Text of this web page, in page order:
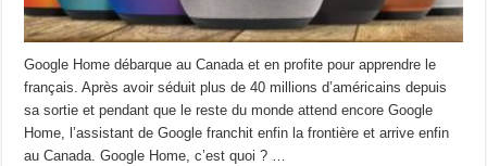
Google Home débarque au Canada et en profite pour apprendre le
français. Après avoir séduit plus de 40 millions d’américains depuis
sa sortie et pendant que le reste du monde attend encore Google
Home, l’assistant de Google franchit enfin la frontière et arrive enfin
au Canada. Google Home, c’est quoi ? …